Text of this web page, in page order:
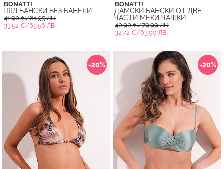
BONATTI
ЦЯЛ БАНСКИ БЕЗ БАНЕЛИ
41.90 €/81.95 ЛВ.
33.52 €/65.56 ЛВ.
BONATTI
ДАМСКИ БАНСКИ ОТ ДВЕ
ЧАСТИ МЕКИ ЧАШКИ
40.90 €/79.99 ЛВ.
32.72 €/63.99 ЛВ.
-20% -20%